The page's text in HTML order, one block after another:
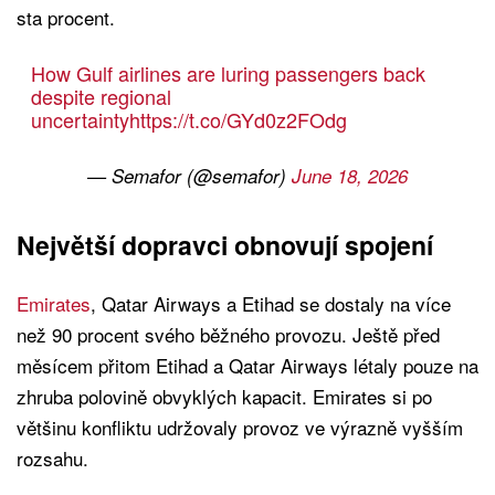
sta procent.
How Gulf airlines are luring passengers back
despite regional
uncertaintyhttps://t.co/GYd0z2FOdg
— Semafor (@semafor) June 18, 2026
Největší dopravci obnovují spojení
Emirates, Qatar Airways a Etihad se dostaly na více
než 90 procent svého běžného provozu. Ještě před
měsícem přitom Etihad a Qatar Airways létaly pouze na
zhruba polovině obvyklých kapacit. Emirates si po
většinu konfliktu udržovaly provoz ve výrazně vyšším
rozsahu.